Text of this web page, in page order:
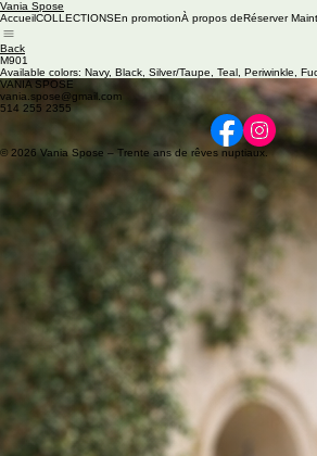
Vania Spose
AccueilCOLLECTIONSEn promotionÀ propos deRéserver
Back
M901
Available colors: Navy, Black, Silver/Taupe, Teal, Periwinkle,
VANIA SPOSE
vania.spose@gmail.com
514 255 2355
© 2026 Vania Spose – Trente ans de rêves nuptiaux.